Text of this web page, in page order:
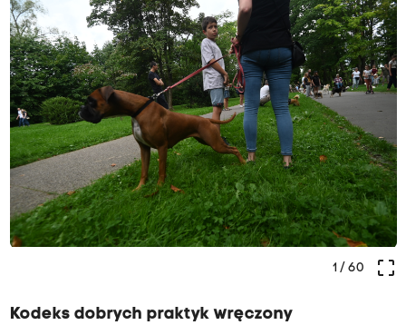
crop_free
1/ 60
Kodeks dobrych praktyk wręczony